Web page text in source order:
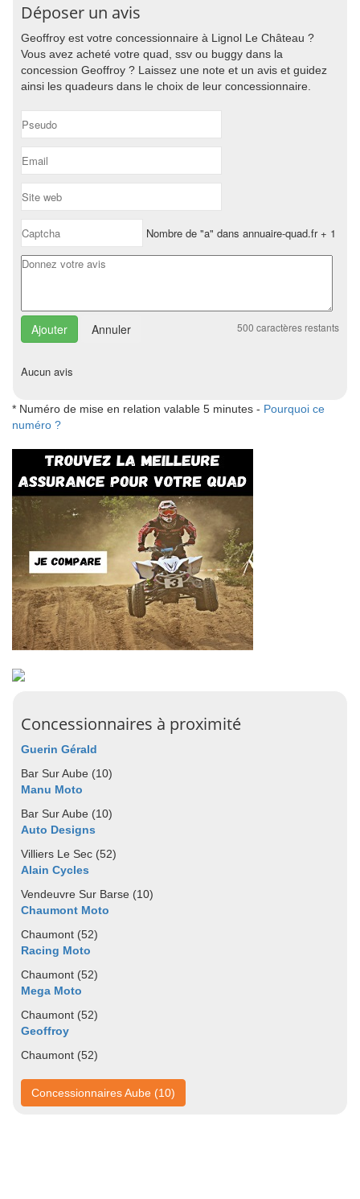
Déposer un avis
Geoffroy est votre concessionnaire à Lignol Le Château ?
Vous avez acheté votre quad, ssv ou buggy dans la
concession Geoffroy ? Laissez une note et un avis et guidez
ainsi les quadeurs dans le choix de leur concessionnaire.
Nombre de "a" dans annuaire-quad.fr + 1
Annuler 500 caractères restants
Aucun avis
* Numéro de mise en relation valable 5 minutes - Pourquoi ce
numéro ?
Concessionnaires à proximité
Guerin Gérald
Bar Sur Aube (10)
Manu Moto
Bar Sur Aube (10)
Auto Designs
Villiers Le Sec (52)
Alain Cycles
Vendeuvre Sur Barse (10)
Chaumont Moto
Chaumont (52)
Racing Moto
Chaumont (52)
Mega Moto
Chaumont (52)
Geoffroy
Chaumont (52)
Concessionnaires Aube (10)